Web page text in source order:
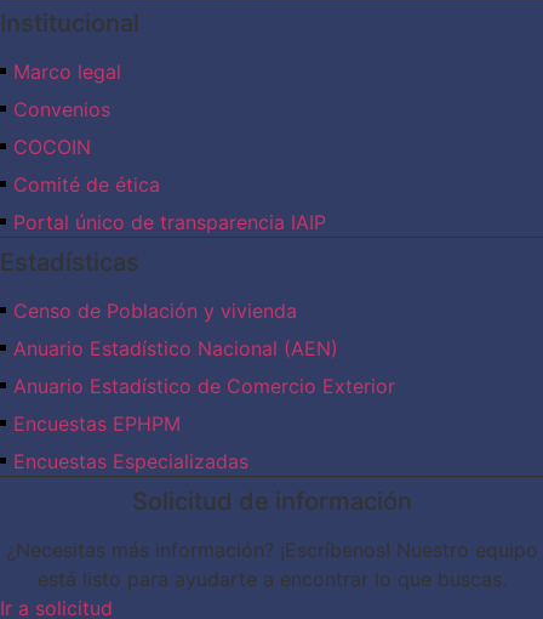
Institucional
Marco legal
Convenios
COCOIN
Comité de ética
Portal único de transparencia IAIP
Estadísticas
Censo de Población y vivienda
Anuario Estadístico Nacional (AEN)​
Anuario Estadístico de Comercio Exterior
Encuestas EPHPM
Encuestas Especializadas
Solicitud de información
¿Necesitas más información? ¡Escríbenos! Nuestro equipo
está listo para ayudarte a encontrar lo que buscas.
Ir a solicitud